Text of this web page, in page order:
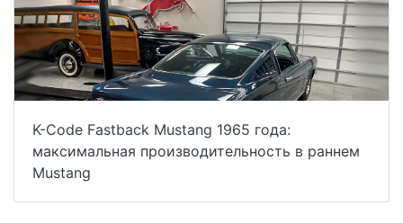
K-Code Fastback Mustang 1965 года:
максимальная производительность в раннем
Mustang